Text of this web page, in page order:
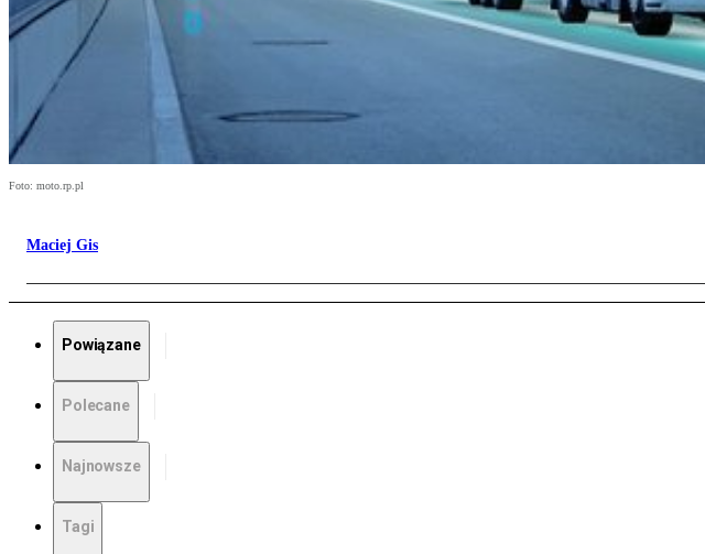
Foto: moto.rp.pl
Maciej Gis
Powiązane
Polecane
Najnowsze
Tagi